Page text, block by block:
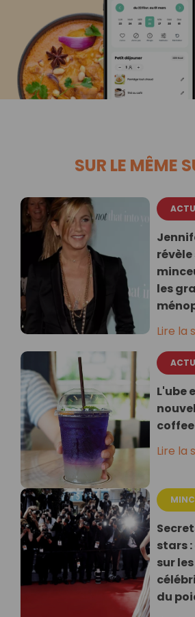
SUR LE MÊME
les
Lire la
L'ube
coffee
Lire la
stars
sur
du